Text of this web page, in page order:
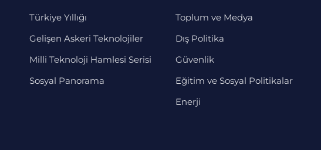
Türkiye Yıllığı
Gelişen Askeri Teknolojiler
Milli Teknoloji Hamlesi Serisi
Sosyal Panorama
Toplum ve Medya
Dış Politika
Güvenlik
Eğitim ve Sosyal Politikalar
Enerji